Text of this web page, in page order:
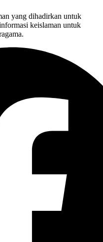
yang dihadirkan untuk
keislaman untuk